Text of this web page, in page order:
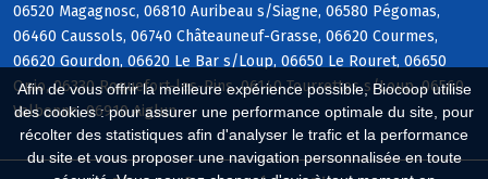
Afin de vous offrir la meilleure expérience possible, Biocoop utilise
des cookies : pour assurer une performance optimale du site, pour
récolter des statistiques afin d'analyser le trafic et la performance
du site et vous proposer une navigation personnalisée en toute
06520 Magagnosc, 06810 Auribeau s/Siagne, 06580 Pégomas,
06460 Caussols, 06740 Châteauneuf-Grasse, 06620 Courmes,
06620 Gourdon, 06620 Le Bar s/Loup, 06650 Le Rouret, 06650
Opio, 06330 Roquefort-les-Pins, 06140 Tourrettes s/Loup, 06560
Valbonne, 06910 Aiglun